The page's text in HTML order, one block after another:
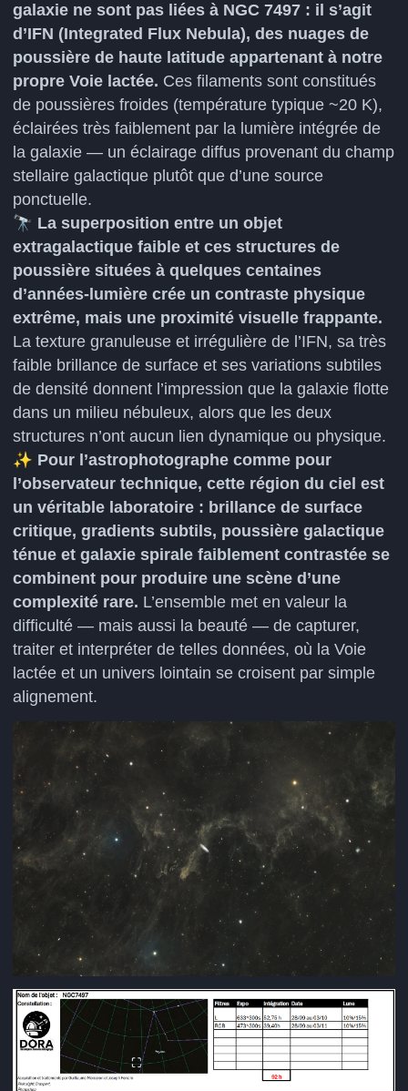
galaxie ne sont pas liées à NGC 7497 : il s’agit
d’IFN (Integrated Flux Nebula), des nuages de
poussière de haute latitude appartenant à notre
propre Voie lactée. Ces filaments sont constitués
de poussières froides (température typique ~20 K),
éclairées très faiblement par la lumière intégrée de
la galaxie — un éclairage diffus provenant du champ
stellaire galactique plutôt que d’une source
ponctuelle.
🔭 La superposition entre un objet
extragalactique faible et ces structures de
poussière situées à quelques centaines
d’années-lumière crée un contraste physique
extrême, mais une proximité visuelle frappante.
La texture granuleuse et irrégulière de l’IFN, sa très
faible brillance de surface et ses variations subtiles
de densité donnent l’impression que la galaxie flotte
dans un milieu nébuleux, alors que les deux
structures n’ont aucun lien dynamique ou physique.
✨ Pour l’astrophotographe comme pour
l’observateur technique, cette région du ciel est
un véritable laboratoire : brillance de surface
critique, gradients subtils, poussière galactique
ténue et galaxie spirale faiblement contrastée se
combinent pour produire une scène d’une
complexité rare. L’ensemble met en valeur la
difficulté — mais aussi la beauté — de capturer,
traiter et interpréter de telles données, où la Voie
lactée et un univers lointain se croisent par simple
alignement.